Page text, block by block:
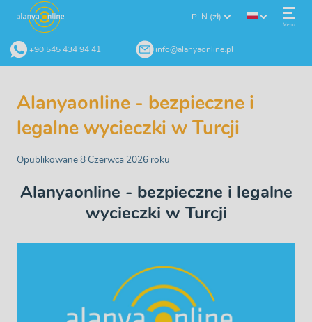
Menu
PLN (zł)
+90 545 434 94 41 info@alanyaonline.pl
Alanyaonline - bezpieczne i
legalne wycieczki w Turcji
Opublikowane 8 Czerwca 2026 roku
Alanyaonline - bezpieczne i legalne
wycieczki w Turcji